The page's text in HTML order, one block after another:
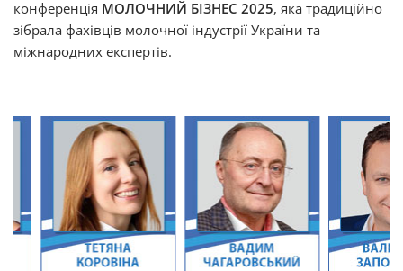
конференція МОЛОЧНИЙ БІЗНЕС 2025, яка традиційно
зібрала фахівців молочної індустрії України та
міжнародних експертів.